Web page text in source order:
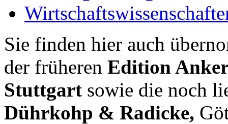
Sie finden hier auch
der früheren Edition
Stuttgart sowie die noch
Dührkohp & Radicke,